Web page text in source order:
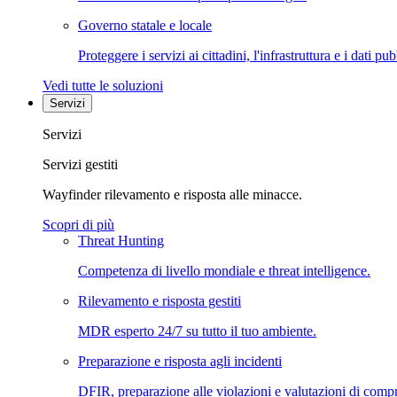
Governo statale e locale
Proteggere i servizi ai cittadini, l'infrastruttura e i dati
Vedi tutte le soluzioni
Servizi
Servizi
Servizi gestiti
Wayfinder rilevamento e risposta alle minacce.
Scopri di più
Threat Hunting
Competenza di livello mondiale e threat intelligence.
Rilevamento e risposta gestiti
MDR esperto 24/7 su tutto il tuo ambiente.
Preparazione e risposta agli incidenti
DFIR, preparazione alle violazioni e valutazioni di